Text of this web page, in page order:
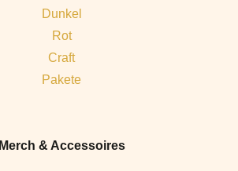
Dunkel
Rot
Craft
Pakete
Merch & Accessoires